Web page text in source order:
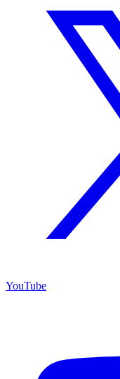
YouTube